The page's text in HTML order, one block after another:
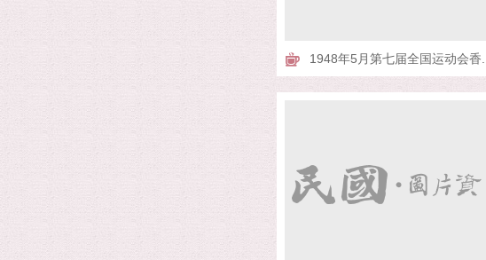
1948年5月第七届全国运动会香...